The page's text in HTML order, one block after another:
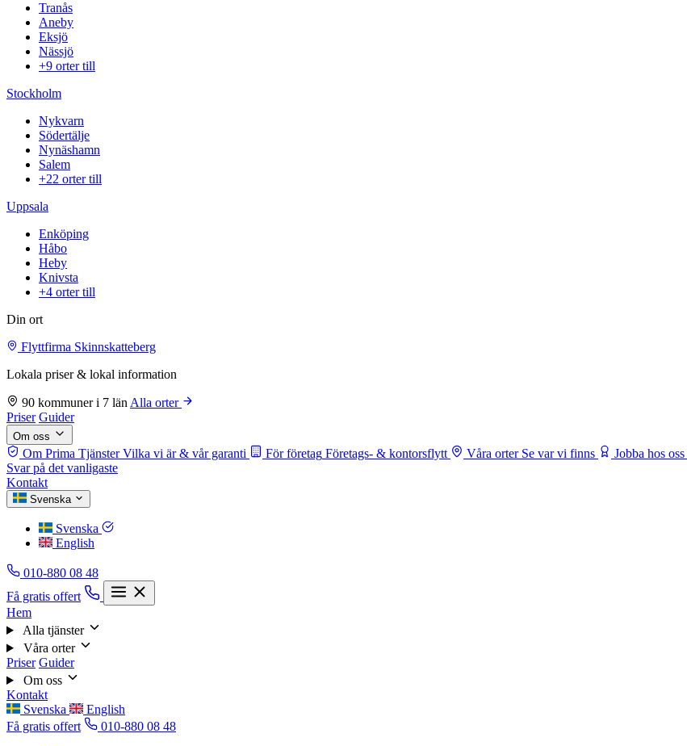
Tranås
Aneby
Eksjö
Nässjö
+9 orter till
Stockholm
Nykvarn
Södertälje
Nynäshamn
Salem
+22 orter till
Uppsala
Enköping
Håbo
Heby
Knivsta
+4 orter till
Din ort
Flyttfirma Skinnskatteberg
Lokala priser & lokal information
90 kommuner i 7 län Alla orter
Priser Guider
Om oss
Om Prima Tjänster Vilka vi är & vår garanti För företag Företags- & kontorsflytt Våra orter Se var vi finns Jobba hos oss
Svar på det vanligaste
Kontakt
Svenska
Svenska
English
010-880 08 48
Få gratis offert
Hem
Alla tjänster
Våra orter
Priser Guider
Om oss
Kontakt
Svenska
English
Få gratis offert
010-880 08 48